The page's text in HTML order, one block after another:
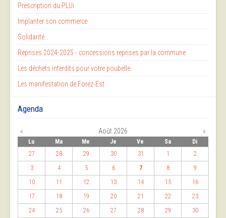
Prescription du PLUi
Implanter son commerce
Solidarité
Reprises 2024-2025 - concessions reprises par la commune
Les déchets interdits pour votre poubelle
Les manifestation de Forez-Est
Agenda
« Août 2026 »
Lu Ma Me Je Ve Sa
Di
27
28 29 30 31 1
2
3
4 5 6 7 8
9
10
11 12 13 14 15
16
17
18 19 20 21 22
23
24
25 26 27 28 29
30